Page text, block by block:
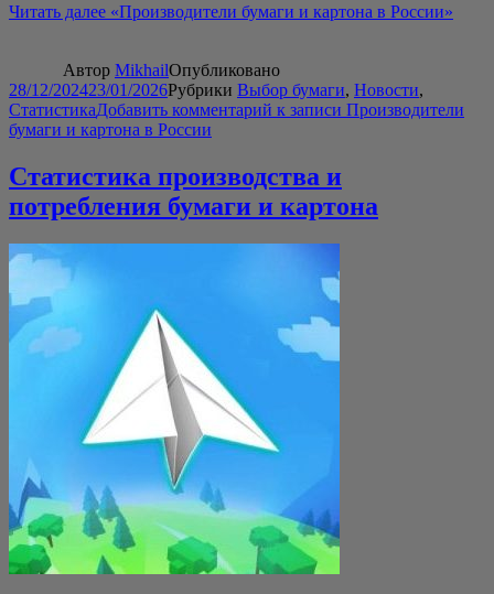
Читать далее «Производители бумаги и картона в России»
Автор MikhailОпубликовано
28/12/202423/01/2026Рубрики Выбор бумаги, Новости,
СтатистикаДобавить комментарий к записи Производители
бумаги и картона в России
Статистика производства и
потребления бумаги и картона